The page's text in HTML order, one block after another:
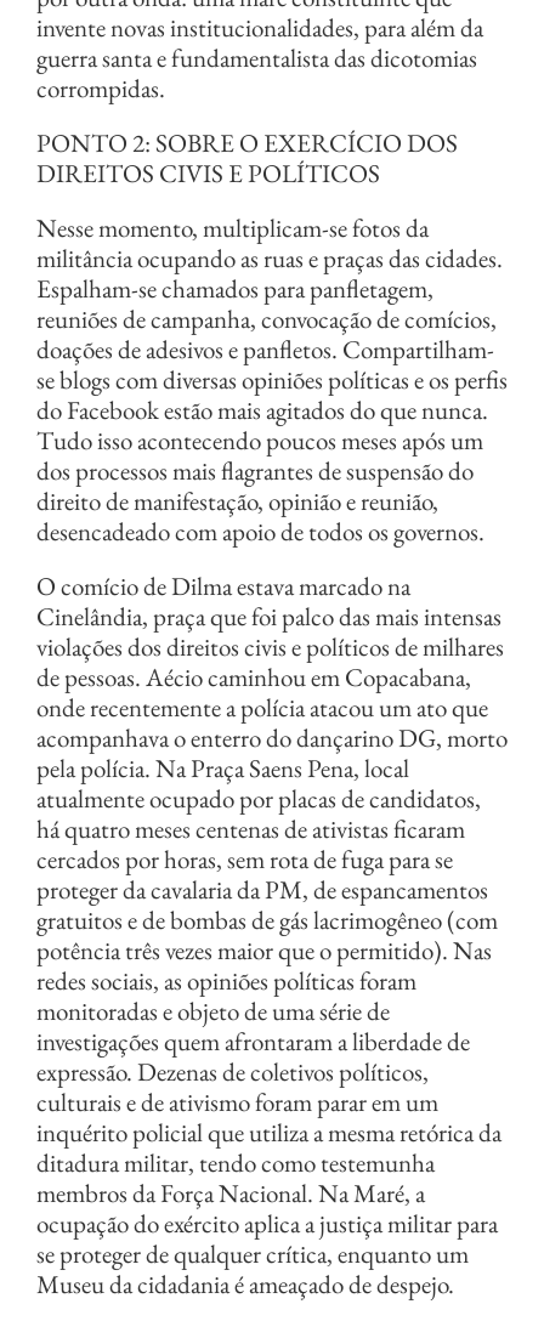
invente novas institucionalidades, para além da
guerra santa e fundamentalista das dicotomias
corrompidas.
PONTO 2: SOBRE O EXERCÍCIO DOS
DIREITOS CIVIS E POLÍTICOS
Nesse momento, multiplicam-se fotos da
militância ocupando as ruas e praças das cidades.
Espalham-se chamados para panfletagem,
reuniões de campanha, convocação de comícios,
doações de adesivos e panfletos. Compartilham-
se blogs com diversas opiniões políticas e os perfis
do Facebook estão mais agitados do que nunca.
Tudo isso acontecendo poucos meses após um
dos processos mais flagrantes de suspensão do
direito de manifestação, opinião e reunião,
desencadeado com apoio de todos os governos.
O comício de Dilma estava marcado na
Cinelândia, praça que foi palco das mais intensas
violações dos direitos civis e políticos de milhares
de pessoas. Aécio caminhou em Copacabana,
onde recentemente a polícia atacou um ato que
acompanhava o enterro do dançarino DG, morto
pela polícia. Na Praça Saens Pena, local
atualmente ocupado por placas de candidatos,
há quatro meses centenas de ativistas ficaram
cercados por horas, sem rota de fuga para se
proteger da cavalaria da PM, de espancamentos
gratuitos e de bombas de gás lacrimogêneo (com
potência três vezes maior que o permitido). Nas
redes sociais, as opiniões políticas foram
monitoradas e objeto de uma série de
investigações quem afrontaram a liberdade de
expressão. Dezenas de coletivos políticos,
culturais e de ativismo foram parar em um
inquérito policial que utiliza a mesma retórica da
ditadura militar, tendo como testemunha
membros da Força Nacional. Na Maré, a
ocupação do exército aplica a justiça militar para
se proteger de qualquer crítica, enquanto um
Museu da cidadania é ameaçado de despejo.